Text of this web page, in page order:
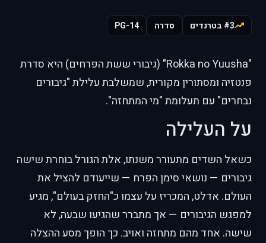
#3 בטרנדים סדרה PG-14
"Rokka no Yuusha" (גיבורי ששת הפרחים) היא סדרת
פנטזיה ומסתורין מקורית, שמשלבת עלילת "גיבורים
נבחרים" עם תעלומת "מי המתחזה".
על העלילה
כשאל השדים מתעורר משנתו, אלת הגורל בוחרת שישה
גיבורים — נושאי סימן הפרח — שייעודם להציל את
העולם. אדלט, המכריז על עצמו כ"החזק בעולם", מגיע
למפגש הגיבורים — אך מתברר שהגיעו שבעה, לא
שישה. אחד מהם מתחזה ואויב. כך הופך מסע ההצלה